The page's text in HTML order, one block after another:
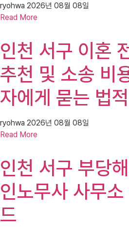
ryohwa 2026년 08월 08일
Read More
인천 서구 이혼
추천 및 소송 비
자에게 묻는 법
ryohwa 2026년 08월 08일
Read More
인천 서구 부당
인노무사 사무소
드